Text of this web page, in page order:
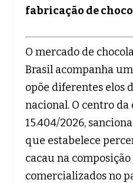
fabricação de
O mercado de
Brasil acompanha
opõe diferentes elos
nacional. O centro da
15.404/2026,
que estabelece
cacau na
comercializados no